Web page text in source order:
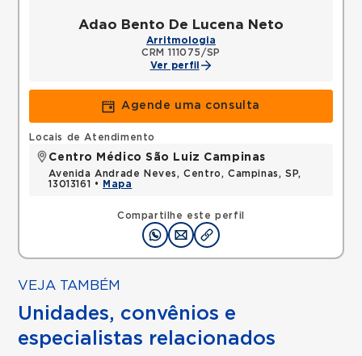
Adao Bento De Lucena Neto
Arritmologia
CRM 111075/SP
Ver perfil
Agende uma consulta
Compartilhe este perfil
Locais de Atendimento
Centro Médico São Luiz Campinas
Avenida Andrade Neves, Centro, Campinas, SP,
13013161 •
Mapa
VEJA TAMBÉM
Unidades, convênios e
especialistas relacionados